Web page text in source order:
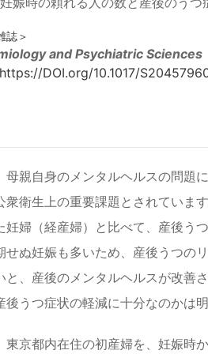
誌＞
and Psychiatric Sciences
https://DOI.org/10.1017/
母親自身のメンタルヘルスの問題
衆衛生上の重要課題とされていま
妊婦（経産婦）と比べて、産後う
せぬ妊娠も多いため、産後うつの
と、産後のメンタルヘルスが改善
後うつ症状の軽減に十分なのかは
東京都内在住の初産婦を、妊娠時